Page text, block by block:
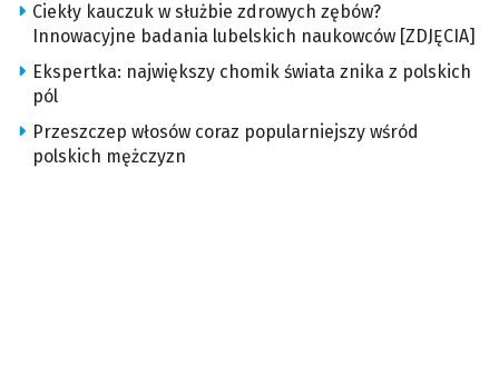
Ciekły kauczuk w służbie zdrowych zębów?
Innowacyjne badania lubelskich naukowców [ZDJĘCIA]
Ekspertka: największy chomik świata znika z polskich
pól
Przeszczep włosów coraz popularniejszy wśród
polskich mężczyzn